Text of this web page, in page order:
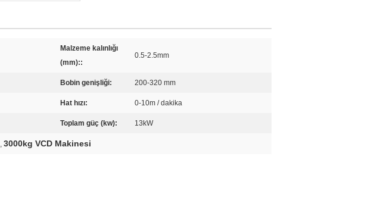
Malzeme kalınlığı
(mm)::
0.5-2.5mm
Bobin genişliği: 200-320 mm
Hat hızı: 0-10m / dakika
Toplam güç (kw): 13kW
, 3000kg VCD Makinesi